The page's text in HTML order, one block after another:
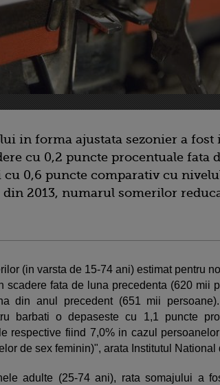
in forma ajustata sezonier a
cu 0,2 puncte procentuale fata
cu 0,6 puncte comparativ cu
din 2013, numarul somerilor
(in varsta de 15-74 ani) estimat pentru
scadere fata de luna precedenta (620 mii
din anul precedent (651 mii
barbati o depaseste cu 1,1 puncte
respective fiind 7,0% in cazul
de sex feminin)", arata Institutul National
adulte (25-74 ani), rata somajului a